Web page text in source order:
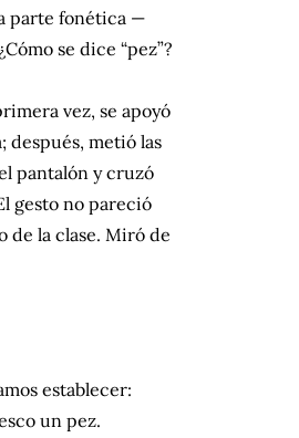
parte fonética —
se dice “pez”?
vez, se apoyó
después, metió las
pantalón y cruzó
gesto no pareció
de la clase. Miró de
establecer:
un pez.